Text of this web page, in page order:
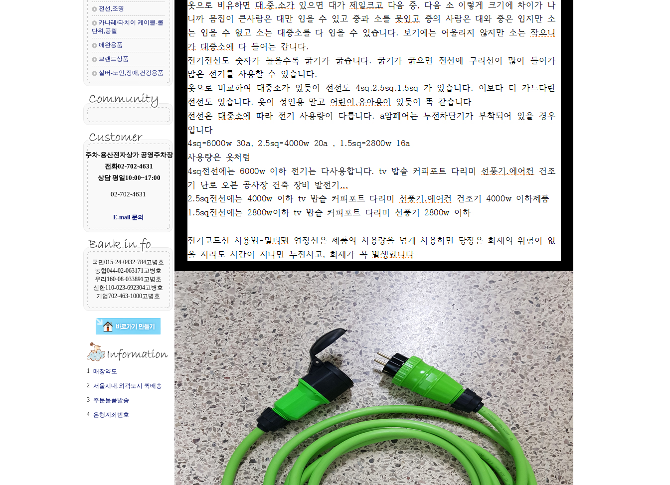
전선,조명
카나레/타치이 케이블-롤
단위,공릴
애완용품
브랜드상품
실버-노인,장애,건강용품
주차-용산전자상가 공영주차장
전화02-702-4631
상담 평일10:00~17:00
02-702-4631
E-mail 문의
국민015-24-0432-784고병호
농협044-02-063171고병호
우리160-08-033891고병호
신한110-023-692304고병호
기업702-463-1000고병호
1 매장약도
2 서울시내.외곽도시 퀵배송
3 주문물품발송
4 은행계좌번호